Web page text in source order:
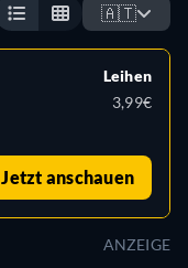
🇦🇹
Leihen
3,99€
Jetzt anschauen
ANZEIGE